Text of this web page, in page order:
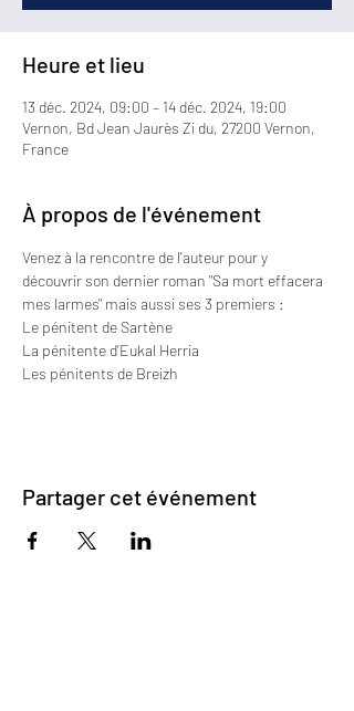
Heure et lieu
13 déc. 2024, 09:00 – 14 déc. 2024, 19:00
Vernon, Bd Jean Jaurès Zi du, 27200 Vernon,
France
À propos de l'événement
Venez à la rencontre de l'auteur pour y
découvrir son dernier roman "Sa mort effacera
mes larmes" mais aussi ses 3 premiers :
Le pénitent de Sartène
La pénitente d'Eukal Herria
Les pénitents de Breizh
Partager cet événement